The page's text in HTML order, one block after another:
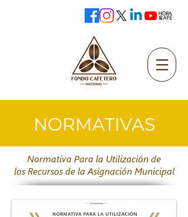
NORMATIVAS
Normativa Para la Utilización de
los Recursos de la Asignación Municipal